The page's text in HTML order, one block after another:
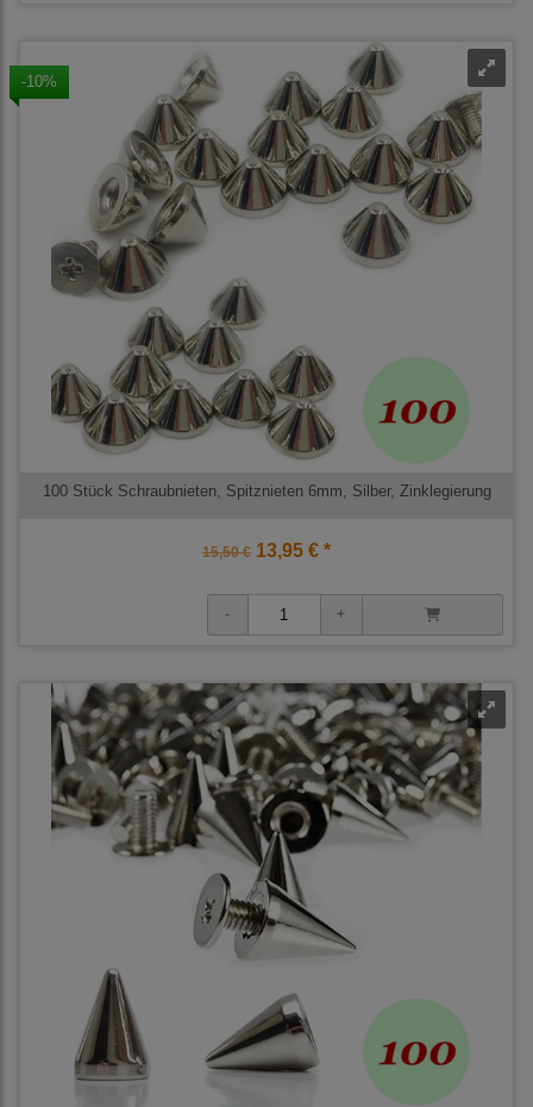
-10%
100 Stück Schraubnieten, Spitznieten 6mm, Silber, Zinklegierung
15,50 € 13,95 € *